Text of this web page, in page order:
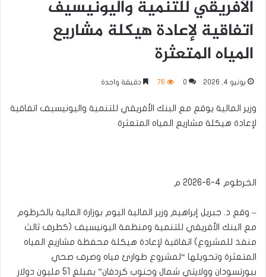
الأفريقي للتنمية واليونيسيف
اتفاقية لإعادة هيكلة مشاريع
المياه المتعثرة
يونيو 4, 2026 0
76 دقيقة واحدة
وزير المالية يوقع مع البنك الأفريقي للتنمية واليونيسيف اتفاقية
لإعادة هيكلة مشاريع المياه المتعثرة
الخرطوم 4-6-2026 م
– وقع د. جبريل إبراهيم وزير المالية اليوم بوزارة المالية بالخرطوم
مع البنك الأفريقي للتنمية ومنظمة اليونيسيف (كطرف ثالث
منفذ للمشروع) اتفاقية لإعادة هيكلة محفظة مشاريع المياه
المتعثرة وتحويلها “لمشروع طوارئ مياه وصرف صحي
ببورتسودان وولايتي شمال وجنوب كردفان” بمبلغ 51 مليون دولار